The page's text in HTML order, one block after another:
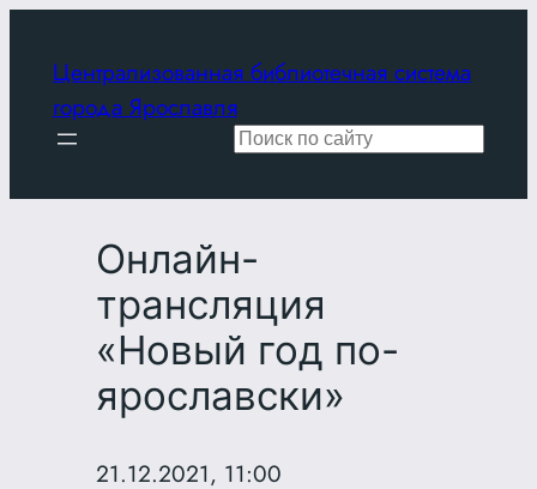
содержимому
Централизованная библиотечная система
города Ярославля
Поиск
Онлайн-
трансляция
«Новый год по-
ярославски»
21.12.2021, 11:00